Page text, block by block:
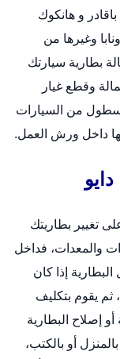
باقادر و هانكوك
وغيرها من
بطارية سيارتك
وقطع غيار
من السيارات
داخل ورش العمل.
تغيير بطاريتك
والمعدات، فداخل
إذا كان
ثم يقوم بتكليف
إصلاح البطارية
أو بالكتب،